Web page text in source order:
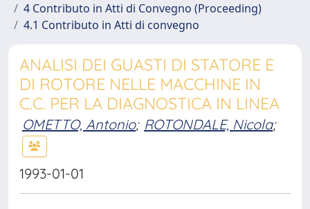
4 Contributo in Atti di Convegno (Proceeding)
4.1 Contributo in Atti di convegno
ANALISI DEI GUASTI DI STATORE E
DI ROTORE NELLE MACCHINE IN
C.C. PER LA DIAGNOSTICA IN LINEA
OMETTO, Antonio; ROTONDALE, Nicola;
1993-01-01